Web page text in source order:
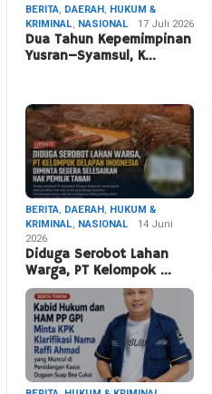
BERITA, DAERAH, HUKUM &
KRIMINAL, NASIONAL 17 Juli 2026
Dua Tahun Kepemimpinan
Yusran–Syamsul, K…
BERITA, DAERAH, HUKUM &
KRIMINAL, NASIONAL
14 Juni
2026
Diduga Serobot Lahan
Warga, PT Kelompok …